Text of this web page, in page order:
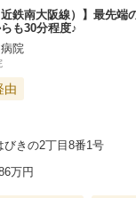
近鉄南大阪線）】最先端
も30分程度♪
院
由
びきの2丁目8番1号
万円